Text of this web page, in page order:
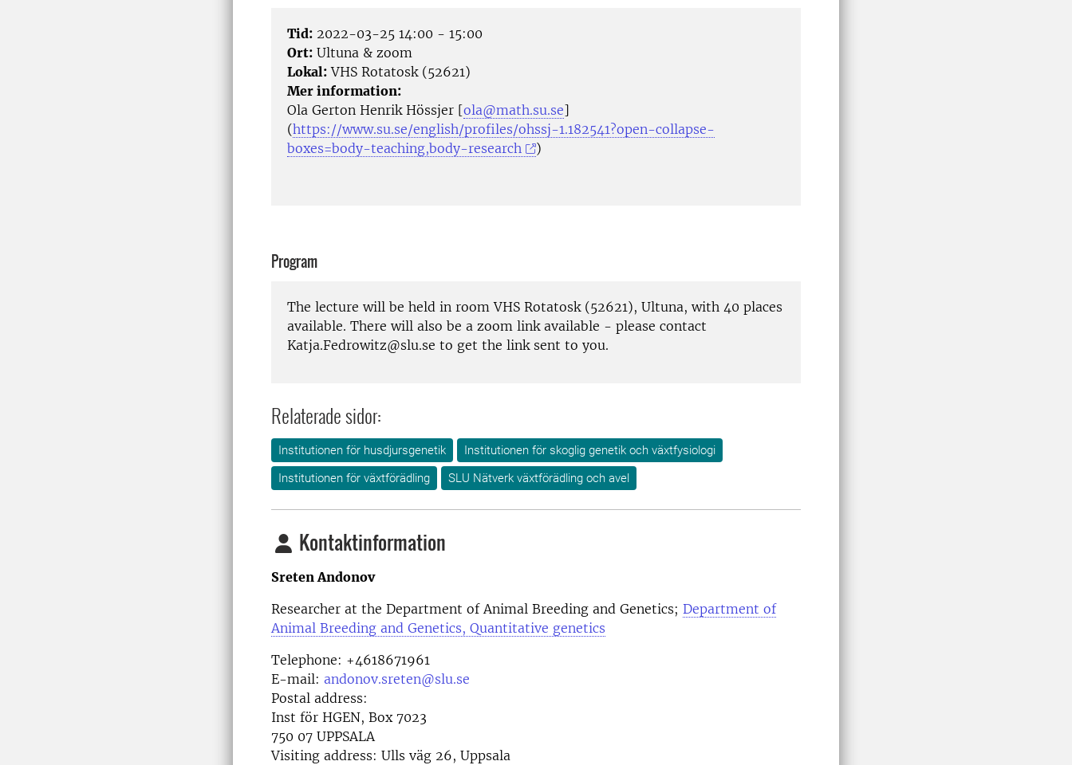
Tid: 2022-03-25 14:00 - 15:00
Ort: Ultuna & zoom
Lokal: VHS Rotatosk (52621)
Mer information:
Ola Gerton Henrik Hössjer [ola@math.su.se]
(https://www.su.se/english/profiles/ohssj-1.182541?open-collapse-
boxes=body-teaching,body-research
)
Program
The lecture will be held in room VHS Rotatosk (52621), Ultuna, with 40 places
available. There will also be a zoom link available - please contact
Katja.Fedrowitz@slu.se to get the link sent to you.
Relaterade sidor:
Institutionen för husdjursgenetik
Institutionen för skoglig genetik och växtfysiologi
Institutionen för växtförädling
SLU Nätverk växtförädling och avel
Kontaktinformation
Sreten Andonov
Researcher at the Department of Animal Breeding and Genetics; Department of
Animal Breeding and Genetics, Quantitative genetics
Telephone: +4618671961
E-mail: andonov.sreten@slu.se
Postal address:
Inst för HGEN, Box 7023
750 07 UPPSALA
Visiting address: Ulls väg 26, Uppsala